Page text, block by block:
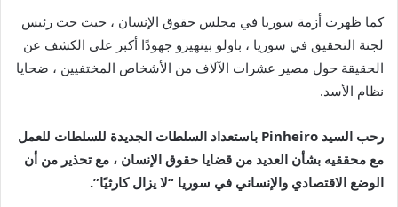
كما ظهرت أزمة سوريا في مجلس حقوق الإنسان ، حيث حث رئيس
لجنة التحقيق في سوريا ، باولو بينهيرو جهودًا أكبر على الكشف عن
الحقيقة حول مصير عشرات الآلاف من الأشخاص المختفيين ، ضحايا
نظام الأسد.
رحب السيد Pinheiro باستعداد السلطات الجديدة للسلطات للعمل
مع محققيه بشأن العديد من قضايا حقوق الإنسان ، مع تحذير من أن
الوضع الاقتصادي والإنساني في سوريا “لا يزال كارثيًا”.